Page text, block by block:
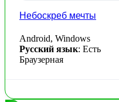
Небоскреб мечты
Android, Windows
Русский язык: Есть
Браузерная